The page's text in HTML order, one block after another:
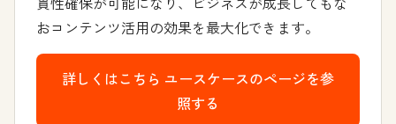
おコンテンツ活用の効果を最大化できます。
詳しくはこちら ユースケースのページを参
照する